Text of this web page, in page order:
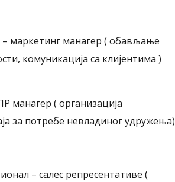
маркетинг манагер ( обављање
комуникација са клијентима )
манагер ( организација
за потребе невладиног удружења)
– салес репресентативе (